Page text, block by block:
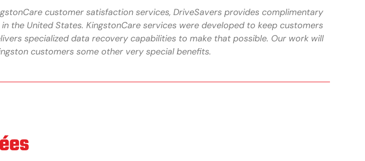
customer satisfaction services, DriveSavers provides complimentary
the United States. KingstonCare services were developed to keep customers
specialized data recovery capabilities to make that possible. Our work will
customers some other very special benefits.